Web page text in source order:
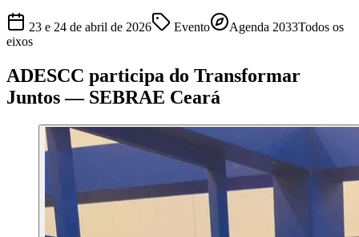
23 e 24 de abril de 2026 Evento Agenda 2033Todos os
eixos
ADESCC participa do Transformar
Juntos — SEBRAE Ceará